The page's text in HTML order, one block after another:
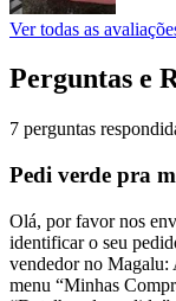
Ver todas as
Perguntas e
7 perguntas
Pedi verde pra
Olá, por favor nos
identificar o seu
vendedor no Magalu:
menu “Minhas